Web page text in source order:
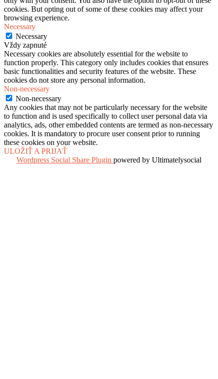
cookies. But opting out of some of these cookies may affect your
browsing experience.
Necessary
Necessary
Vždy zapnuté
Necessary cookies are absolutely essential for the website to
function properly. This category only includes cookies that ensures
basic functionalities and security features of the website. These
cookies do not store any personal information.
Non-necessary
Non-necessary
Any cookies that may not be particularly necessary for the website
to function and is used specifically to collect user personal data via
analytics, ads, other embedded contents are termed as non-necessary
cookies. It is mandatory to procure user consent prior to running
these cookies on your website.
ULOŽIŤ A PRIJAŤ
Wordpress Social Share Plugin powered by Ultimatelysocial